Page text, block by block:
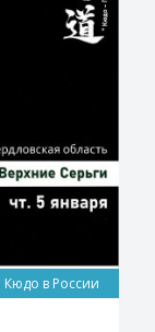
Кюдо в России